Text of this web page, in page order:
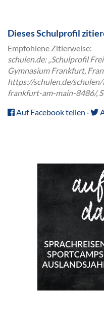
Dieses Schulprofil
Empfohlene Zitierweise:
schulen.de: „Schulprofil
Gymnasium Frankfurt,
https://schulen.de/
frankfurt-am-main-8486/,
Auf Facebook teilen ·